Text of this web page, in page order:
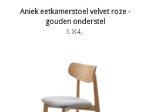
Aniek eetkamerstoel velvet roze -
gouden onderstel
€ 84,-